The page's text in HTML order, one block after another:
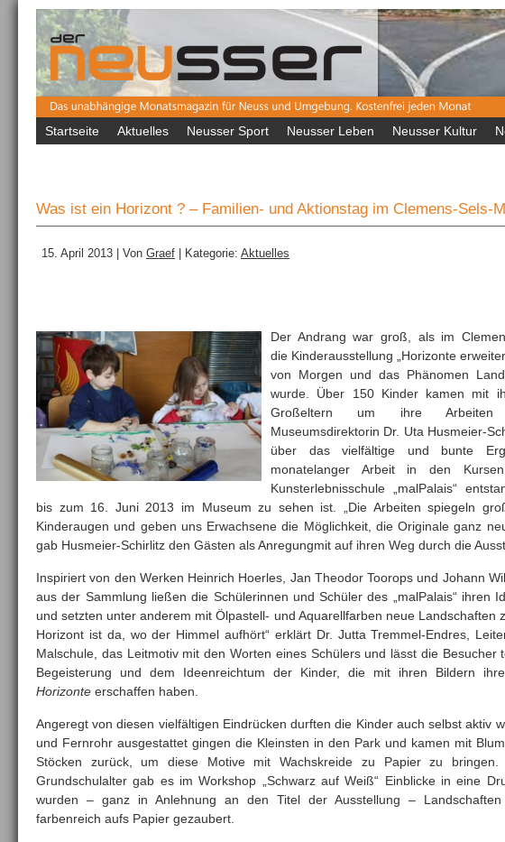
Startseite Aktuelles Neusser Sport Neusser Leben Neusser Kultur
Was ist ein Horizont ? – Familien- und Aktionstag im Clemens-Sels-
15. April 2013 | Von Graef | Kategorie: Aktuelles
Der Andrang war groß, als im
die Kinderausstellung „Horizonte
von Morgen und das Phänomen
wurde. Über 150 Kinder kamen mit
Großeltern um ihre
Museumsdirektorin Dr. Uta Husmeier-
über das vielfältige und bunte
monatelanger Arbeit in den
Kunsterlebnisschule „malPalais“
bis zum 16. Juni 2013 im Museum zu sehen ist. „Die Arbeiten spiegeln
Kinderaugen und geben uns Erwachsene die Möglichkeit, die Originale ganz
gab Husmeier-Schirlitz den Gästen als Anregungmit auf ihren Weg durch die
Inspiriert von den Werken Heinrich Hoerles, Jan Theodor Toorops und Johann
aus der Sammlung ließen die Schülerinnen und Schüler des „malPalais“ ihren
und setzten unter anderem mit Ölpastell- und Aquarellfarben neue Landschaften
Hori­zont ist da, wo der Himmel aufhört“ erklärt Dr. Jutta Tremmel-Endres,
Malschule, das Leitmotiv mit den Worten eines Schülers und lässt die Besucher
Begeisterung und dem Ideenreichtum der Kinder, die mit ihren Bildern
Horizonte erschaffen haben.
Angeregt von diesen vielfältigen Eindrücken durften die Kinder auch selbst aktiv
und Fernrohr ausgestattet gingen die Kleinsten in den Park und kamen mit
Stöcken zurück, um diese Motive mit Wachskreide zu Papier zu
Grundschulalter gab es im Workshop „Schwarz auf Weiß“ Einblicke in eine
wurden – ganz in Anlehnung an den Titel der Ausstellung –
farbenreich aufs Papier ge­zaubert.